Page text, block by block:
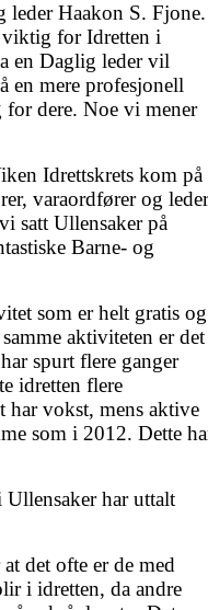
Haakon S. Fjone.
viktig for Idretten i
en Daglig leder vil
en mere profesjonell
dere. Noe vi mener
Idrettskrets kom på
varaordfører og leder
satt Ullensaker på
Barne- og
som er helt gratis og
aktiviteten er det
spurt flere ganger
idretten flere
har vokst, mens aktive
som i 2012. Dette
har uttalt
det ofte er de med
i idretten, da andre